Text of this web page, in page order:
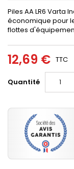
Piles AA LR6 Varta
économique pour
flottes
12,69 € TTC
Quantité